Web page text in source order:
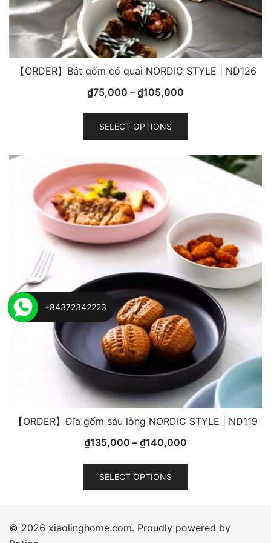
【ORDER】Bát gốm có quai NORDIC STYLE | ND126
₫75,000 – ₫105,000
SELECT OPTIONS
This
multiple
may
be
chosen
the
product
page
【ORDER】Đĩa gốm sâu lòng NORDIC STYLE | ND119
₫135,000 – ₫140,000
SELECT OPTIONS
This
variants.
© 2026 xiaolinghome.com. Proudly powered by
+84372342223